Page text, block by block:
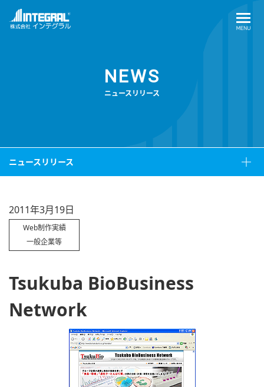
NEWS
ニュースリリース
ニュースリリース
2011年3月19日
Web制作実績
一般企業等
Tsukuba BioBusiness
Network